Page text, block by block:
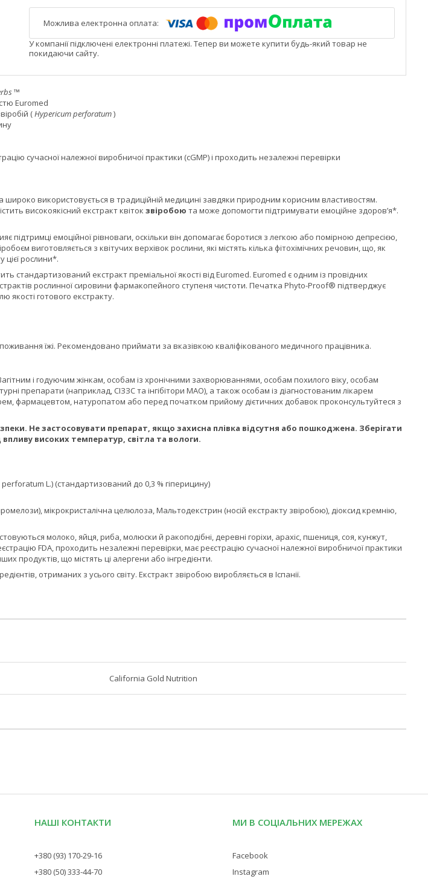
У компанії підключені електронні платежі. Тепер ви можете купити будь-який товар не
покидаючи сайту.
™
Euromed
(Hypericum perforatum)
сучасної належної виробничої практики (cGMP) і проходить незалежні перевірки
широко використовується в традиційній медицині завдяки природним корисним властивостям.
високоякісний екстракт квіток звіробою та може допомогти підтримувати емоційне здоров’я*.
підтримці емоційної рівноваги, оскільки він допомагає боротися з легкою або помірною депресією,
виготовляється з квітучих верхівок рослини, які містять кілька фітохімічних речовин, що, як
рослини*.
стандартизований екстракт преміальної якості від Euromed. Euromed є одним із провідних
рослинної сировини фармакопейного ступеня чистоти. Печатка Phyto-Proof® підтверджує
якості готового екстракту.
їжі. Рекомендовано приймати за вказівкою кваліфікованого медичного працівника.
і годуючим жінкам, особам із хронічними захворюваннями, особам похилого віку, особам
препарати (наприклад, СІЗЗС та інгібітори МАО), а також особам із діагностованим лікарем
фармацевтом, натуропатом або перед початком прийому дієтичних добавок проконсультуйтеся з
Не застосовувати препарат, якщо захисна плівка відсутня або пошкоджена. Зберігати
високих температур, світла та вологи.
L.) (стандартизований до 0,3 % гіперицину)
мікрокристалічна целюлоза, Мальтодекстрин (носій екстракту звіробою), діоксид кремнію,
молоко, яйця, риба, молюски й ракоподібні, деревні горіхи, арахіс, пшениця, соя, кунжут,
FDA, проходить незалежні перевірки, має реєстрацію сучасної належної виробничої практики
продуктів, що містять ці алергени або інгредієнти.
отриманих з усього світу. Екстракт звіробою виробляється в Іспанії.
California Gold Nutrition
НАШІ КОНТАКТИ
+380 (93) 170-29-16
+380 (50) 333-44-70
МИ В СОЦІАЛЬНИХ МЕРЕЖАХ
Facebook
Instagram